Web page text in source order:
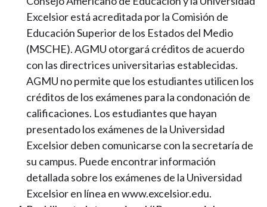
Excelsior está acreditada por la Comisión de
Educación Superior de los Estados del Medio
(MSCHE). AGMU otorgará créditos de acuerdo
con las directrices universitarias establecidas.
AGMU no permite que los estudiantes utilicen los
créditos de los exámenes para la condonación de
calificaciones. Los estudiantes que hayan
presentado los exámenes de la Universidad
Excelsior deben comunicarse con la secretaría de
su campus. Puede encontrar información
detallada sobre los exámenes de la Universidad
Excelsior en línea en www.excelsior.edu.